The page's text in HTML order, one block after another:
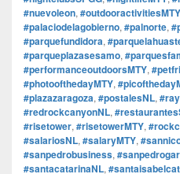
#nuevoleon, #outdooractivitiesMTY
#palaciodelagobierno, #palnorte,
#parquefundidora,
#parqueplazasesamo,
#performanceoutdoorsMTY,
#photoofthedayMTY,
#plazazaragoza, #postalesNL,
#redrockcanyonNL,
#risetower, #risetowerMTY,
#salariosNL, #salaryMTY,
#sanpedrobusiness,
#santacatarinaNL,